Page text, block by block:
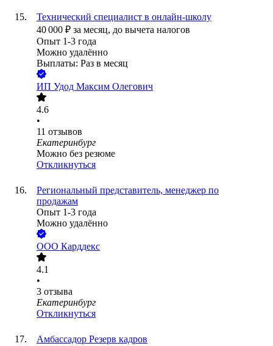
Технический специалист в онлайн-школу
40 000 ₽ за месяц, до вычета налогов
Опыт 1-3 года
Можно удалённо
Выплаты: Раз в месяц
ИП Удод Максим Олегович
4.6
•
11 отзывов
Екатеринбург
Можно без резюме
Откликнуться
Региональный представитель, менеджер по
продажам
Опыт 1-3 года
Можно удалённо
ООО Карддекс
4.1
•
3 отзыва
Екатеринбург
Откликнуться
Амбассадор Резерв кадров